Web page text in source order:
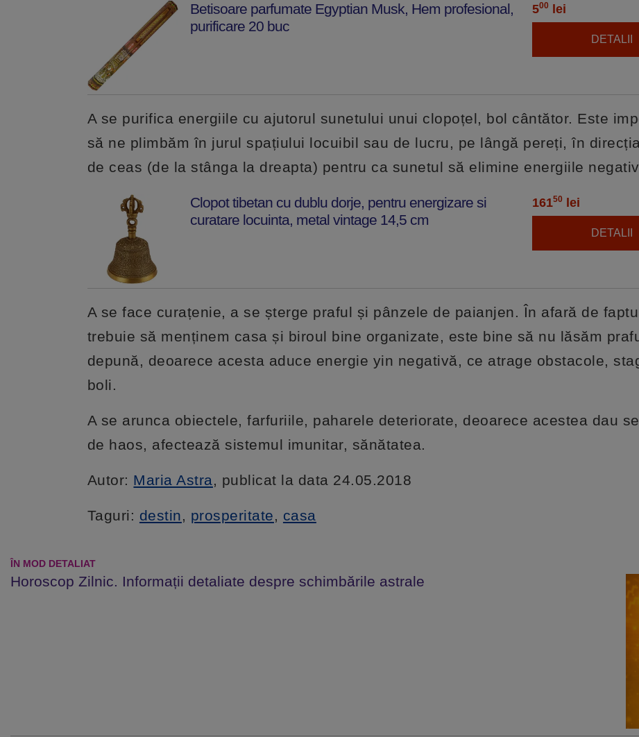
Betisoare parfumate Egyptian Musk, Hem profesional,
purificare 20 buc
500 lei
DETALII
A se purifica energiile cu ajutorul sunetului unui clopoțel, bol cântător. Este
să ne plimbăm în jurul spațiului locuibil sau de lucru, pe lângă pereți, în
de ceas (de la stânga la dreapta) pentru ca sunetul să elimine energiile
Clopot tibetan cu dublu dorje, pentru energizare si
curatare locuinta, metal vintage 14,5 cm
16150 lei
DETALII
A se face curațenie, a se șterge praful și pânzele de paianjen. În afară de
trebuie să menținem casa și biroul bine organizate, este bine să nu lăsăm
depună, deoarece acesta aduce energie yin negativă, ce atrage obstacole,
boli.
A se arunca obiectele, farfuriile, paharele deteriorate, deoarece acestea dau
de haos, afectează sistemul imunitar, sănătatea.
Autor: Maria Astra, publicat la data 24.05.2018
Taguri: destin, prosperitate, casa
ÎN MOD DETALIAT
Horoscop Zilnic. Informații detaliate despre schimbările astrale